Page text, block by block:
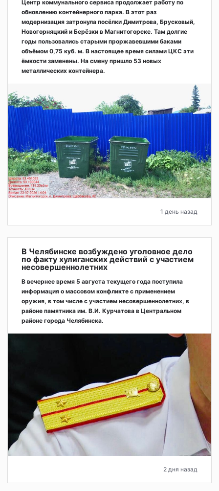
Центр коммунального сервиса продолжает работу по
обновлению контейнерного парка. В этот раз
модернизация затронула посёлки Димитрова, Брусковый,
Новогорняцкий и Берёзки в Магнитогорске. Там долгие
годы пользовались старыми проржавевшими баками
объёмом 0,75 куб. м. В настоящее время силами ЦКС эти
ёмкости заменены. На смену пришло 53 новых
металлических контейнера.
1 день назад
В Челябинске возбуждено уголовное дело
по факту хулиганских действий с участием
несовершеннолетних
В вечернее время 5 августа текущего года поступила
информация о массовом конфликте с применением
оружия, в том числе с участием несовершеннолетних, в
районе памятника им. В.И. Курчатова в Центральном
районе города Челябинска.
2 дня назад